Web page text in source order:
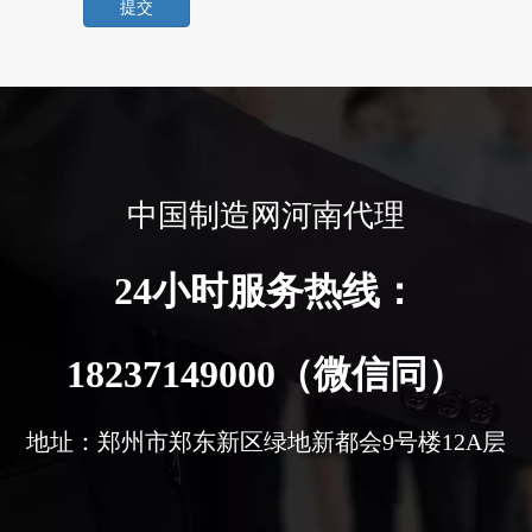
提交
中国制造网河南代理
24小时服务热线：
18237149000（微信同）
地址：郑州市郑东新区绿地新都会9号楼12A层